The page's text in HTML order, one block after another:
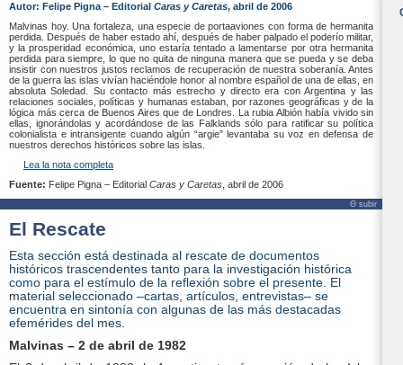
Autor: Felipe Pigna – Editorial Caras y Caretas, abril de 2006
Malvinas hoy. Una fortaleza, una especie de portaaviones con forma de hermanita
perdida. Después de haber estado ahí, después de haber palpado el poderío militar,
y la prosperidad económica, uno estaría tentado a lamentarse por otra hermanita
perdida para siempre, lo que no quita de ninguna manera que se pueda y se deba
insistir con nuestros justos reclamos de recuperación de nuestra soberanía. Antes
de la guerra las islas vivían haciéndole honor al nombre español de una de ellas, en
absoluta Soledad. Su contacto más estrecho y directo era con Argentina y las
relaciones sociales, políticas y humanas estaban, por razones geográficas y de la
lógica más cerca de Buenos Aires que de Londres. La rubia Albión había vivido sin
ellas, ignorándolas y acordándose de las Falklands sólo para ratificar su política
colonialista e intransigente cuando algún “argie” levantaba su voz en defensa de
nuestros derechos históricos sobre las islas.
Lea la nota completa
Fuente: Felipe Pigna – Editorial Caras y Caretas , abril de 2006
Θ subir
El Rescate
Esta sección está destinada al rescate de documentos
históricos trascendentes tanto para la investigación histórica
como para el estímulo de la reflexión sobre el presente. El
material seleccionado –cartas, artículos, entrevistas– se
encuentra en sintonía con algunas de las más destacadas
efemérides del mes.
Malvinas – 2 de abril de 1982